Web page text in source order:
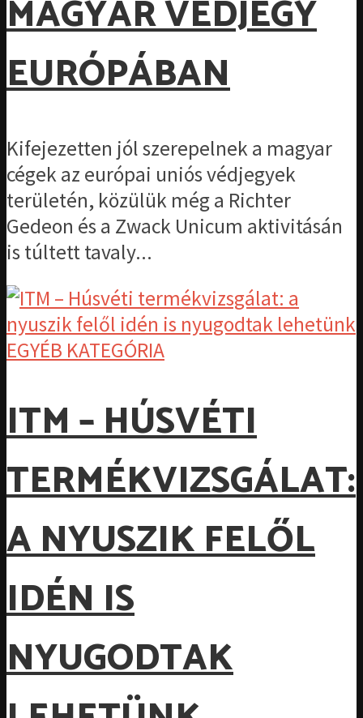
MAGYAR VÉDJEGY
EURÓPÁBAN
Kifejezetten jól szerepelnek a magyar
cégek az európai uniós védjegyek
területén, közülük még a Richter
Gedeon és a Zwack Unicum aktivitásán
is túltett tavaly...
EGYÉB KATEGÓRIA
ITM – HÚSVÉTI
TERMÉKVIZSGÁLAT:
A NYUSZIK FELŐL
IDÉN IS
NYUGODTAK